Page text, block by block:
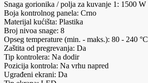
Snaga gorionika / polja za kuvanje 1: 1500 W
Boja kontrolnog panela: Crno
Materijal kućišta: Plastika
Broj nivoa snage: 8
Opseg temperature (min. - maks.): 80 - 240 °C
Zaštita od pregrevanja: Da
Tip kontrolera: Na dodir
Pozicija kontrola: Na vrhu napred
Ugrađeni ekrani: Da